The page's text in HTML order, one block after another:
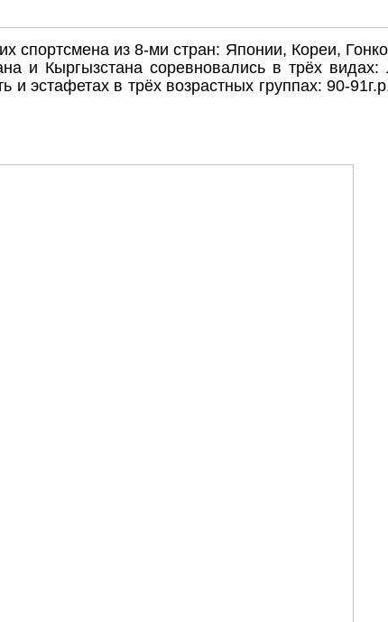
спортсмена из 8-ми стран: Японии, Кореи,
и Кыргызстана соревновались в трёх видах:
и эстафетах в трёх возрастных группах: 90-